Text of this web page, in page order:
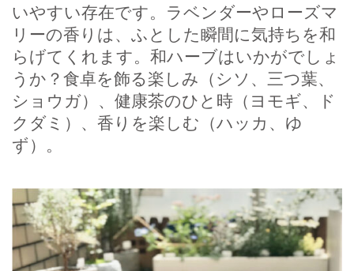
いやすい存在です。ラベンダーやローズマ
リーの香りは、ふとした瞬間に気持ちを和
らげてくれます。和ハーブはいかがでしょ
うか？食卓を飾る楽しみ（シソ、三つ葉、
ショウガ）、健康茶のひと時（ヨモギ、ド
クダミ）、香りを楽しむ（ハッカ、ゆ
ず）。